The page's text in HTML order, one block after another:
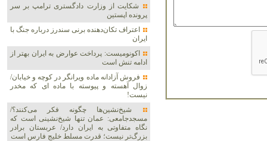
شکایت از وزارت دادگستری ترامپ بر سر
پرونده اپستین
اعتراف تکان‌دهنده برنی سندرز درباره جنگ با
ایران
اکونومیست: پرداخت عوارض به ایران بهتر از
ادامه تنش است
فروش آزادانه ماده ویرانگر در کوچه و خیابان/
زوال آهسته و پیوسته با ماده ای که مخدر
نیست!
شیخ‌نشین‌ها چگونه فکر می‌کنند؟/
مسجدجامعی: عمان تنها شیخ‌نشینی است که
نگاه متفاوتی به ایران دارد/ عربستان برادر
بزرگ‌تر نیست؛ قدرت مسلط خلیج فارس است